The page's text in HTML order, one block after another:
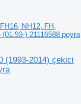
NH12, FH,
) 21116588 poyra
(1993-2014) çekici